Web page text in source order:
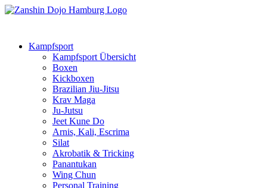
Kampfsport
Kampfsport Übersicht
Boxen
Kickboxen
Brazilian Jiu-Jitsu
Krav Maga
Ju-Jutsu
Jeet Kune Do
Arnis, Kali, Escrima
Silat
Akrobatik & Tricking
Panantukan
Wing Chun
Personal Training